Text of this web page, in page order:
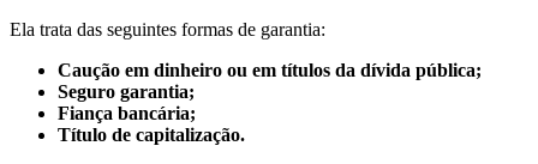
Ela trata das seguintes formas de garantia:
Caução em dinheiro ou em títulos da dívida pública;
Seguro garantia;
Fiança bancária;
Título de capitalização.